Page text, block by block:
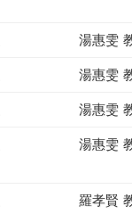
湯惠雯
湯惠雯
湯惠雯
湯惠雯
羅孝賢